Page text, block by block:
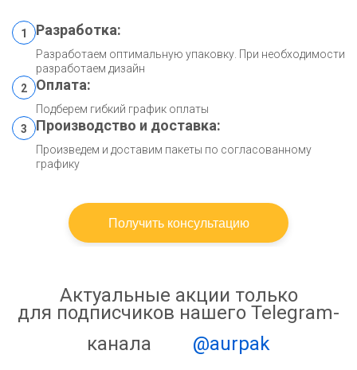
1 Разработка:
Разработаем оптимальную упаковку. При необходимости
разработаем дизайн
2
Оплата:
Подберем гибкий график оплаты
3
Производство и доставка:
Произведем и доставим пакеты по согласованному
графику
Получить консультацию
Актуальные акции только
для подписчиков нашего Telegram-
канала
@aurpak